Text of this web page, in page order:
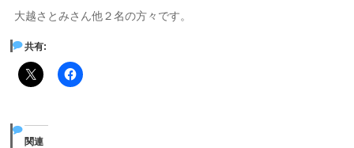
大越さとみさん他２名の方々です。
共有:
関連